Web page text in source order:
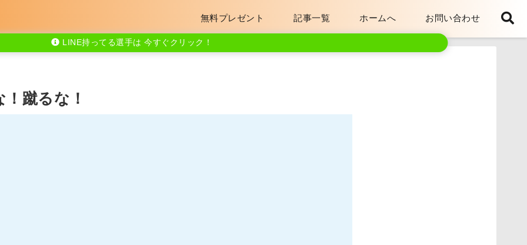
無料プレゼント 記事一覧 ホームへ お問い合わせ
LINE持ってる選手は 今すぐクリック！
蹴るな！